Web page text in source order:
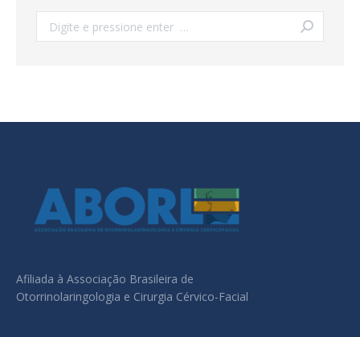
Search:
Afiliada à Associação Brasileira de
Otorrinolaringologia e Cirurgia Cérvico-Facial